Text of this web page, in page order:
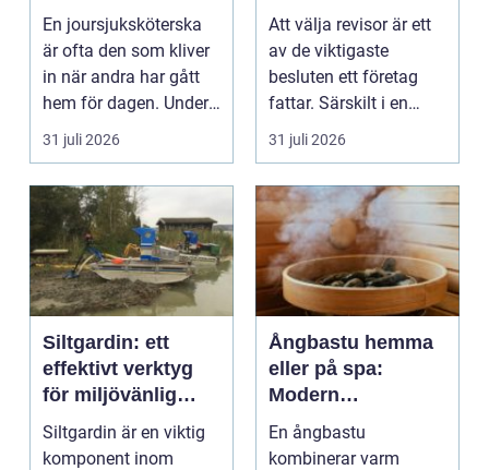
dygnet runt
En joursjuksköterska
är ofta den som kliver
in när andra har gått
hem för dagen. Under
sena kvällar,...
31 juli 2026
trygg tillväxt
Att välja revisor är ett
av de viktigaste
besluten ett företag
fattar. Särskilt i en
företagsintensi...
31 juli 2026
Siltgardin: ett
effektivt verktyg
för miljövänlig
vattenhantering
Siltgardin är en viktig
komponent inom
Ångbastu hemma
eller på spa:
Modern
återhämtning med
uråldrig logik
En ångbastu
kombinerar varm